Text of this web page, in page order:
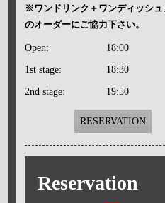
※ワンドリンク＋ワンディッシ
のオーダーにご協力下さい。
Open: 18:00
1st stage: 18:30
2nd stage: 19:50
RESERVATION
Reservation